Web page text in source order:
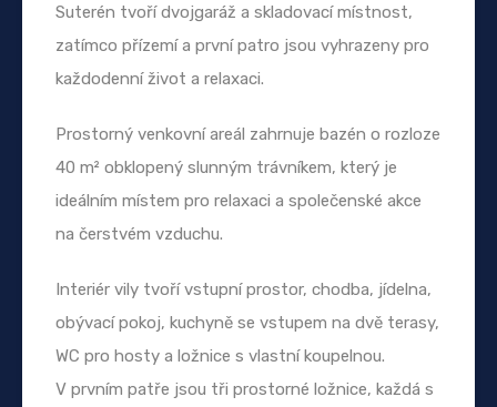
Suterén tvoří dvojgaráž a skladovací místnost,
zatímco přízemí a první patro jsou vyhrazeny pro
každodenní život a relaxaci.
Prostorný venkovní areál zahrnuje bazén o rozloze
40 m² obklopený slunným trávníkem, který je
ideálním místem pro relaxaci a společenské akce
na čerstvém vzduchu.
Interiér vily tvoří vstupní prostor, chodba, jídelna,
obývací pokoj, kuchyně se vstupem na dvě terasy,
WC pro hosty a ložnice s vlastní koupelnou.
V prvním patře jsou tři prostorné ložnice, každá s